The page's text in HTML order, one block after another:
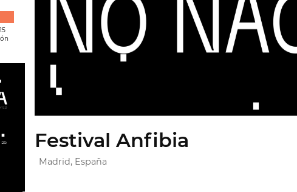
Festival Anfibia
Madrid, España